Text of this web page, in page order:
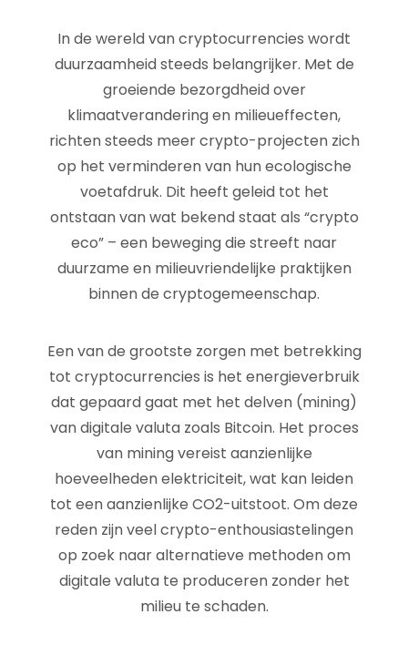
In de wereld van cryptocurrencies wordt
duurzaamheid steeds belangrijker. Met de
groeiende bezorgdheid over
klimaatverandering en milieueffecten,
richten steeds meer crypto-projecten zich
op het verminderen van hun ecologische
voetafdruk. Dit heeft geleid tot het
ontstaan van wat bekend staat als “crypto
eco” – een beweging die streeft naar
duurzame en milieuvriendelijke praktijken
binnen de cryptogemeenschap.
Een van de grootste zorgen met betrekking
tot cryptocurrencies is het energieverbruik
dat gepaard gaat met het delven (mining)
van digitale valuta zoals Bitcoin. Het proces
van mining vereist aanzienlijke
hoeveelheden elektriciteit, wat kan leiden
tot een aanzienlijke CO2-uitstoot. Om deze
reden zijn veel crypto-enthousiastelingen
op zoek naar alternatieve methoden om
digitale valuta te produceren zonder het
milieu te schaden.